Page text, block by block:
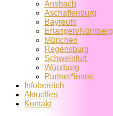
Ansbach
Aschaffenburg
Bayreuth
Erlangen/Nürnberg
München
Regensburg
Schweinfurt
Würzburg
Partner*innen
Infobereich
Aktuelles
Kontakt